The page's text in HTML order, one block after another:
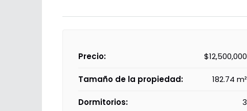
Precio: $12,500,000
Tamaño de la propiedad: 182.74 m²
Dormitorios: 3